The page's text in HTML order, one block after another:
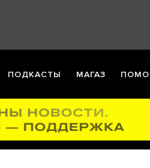
ПОДКАСТЫ МАГАЗ